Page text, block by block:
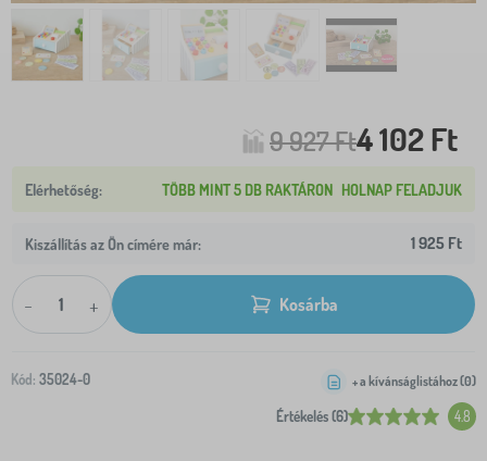
9 927 Ft4 102 Ft
TÖBB MINT 5 DB RAKTÁRON HOLNAP FELADJUK
Kiszállítás az Ön címére már: 1 925 Ft
- + Kosárba
Kód: 35024-0
Értékelés (6) 4.8
+ a kívánságlistához (0)